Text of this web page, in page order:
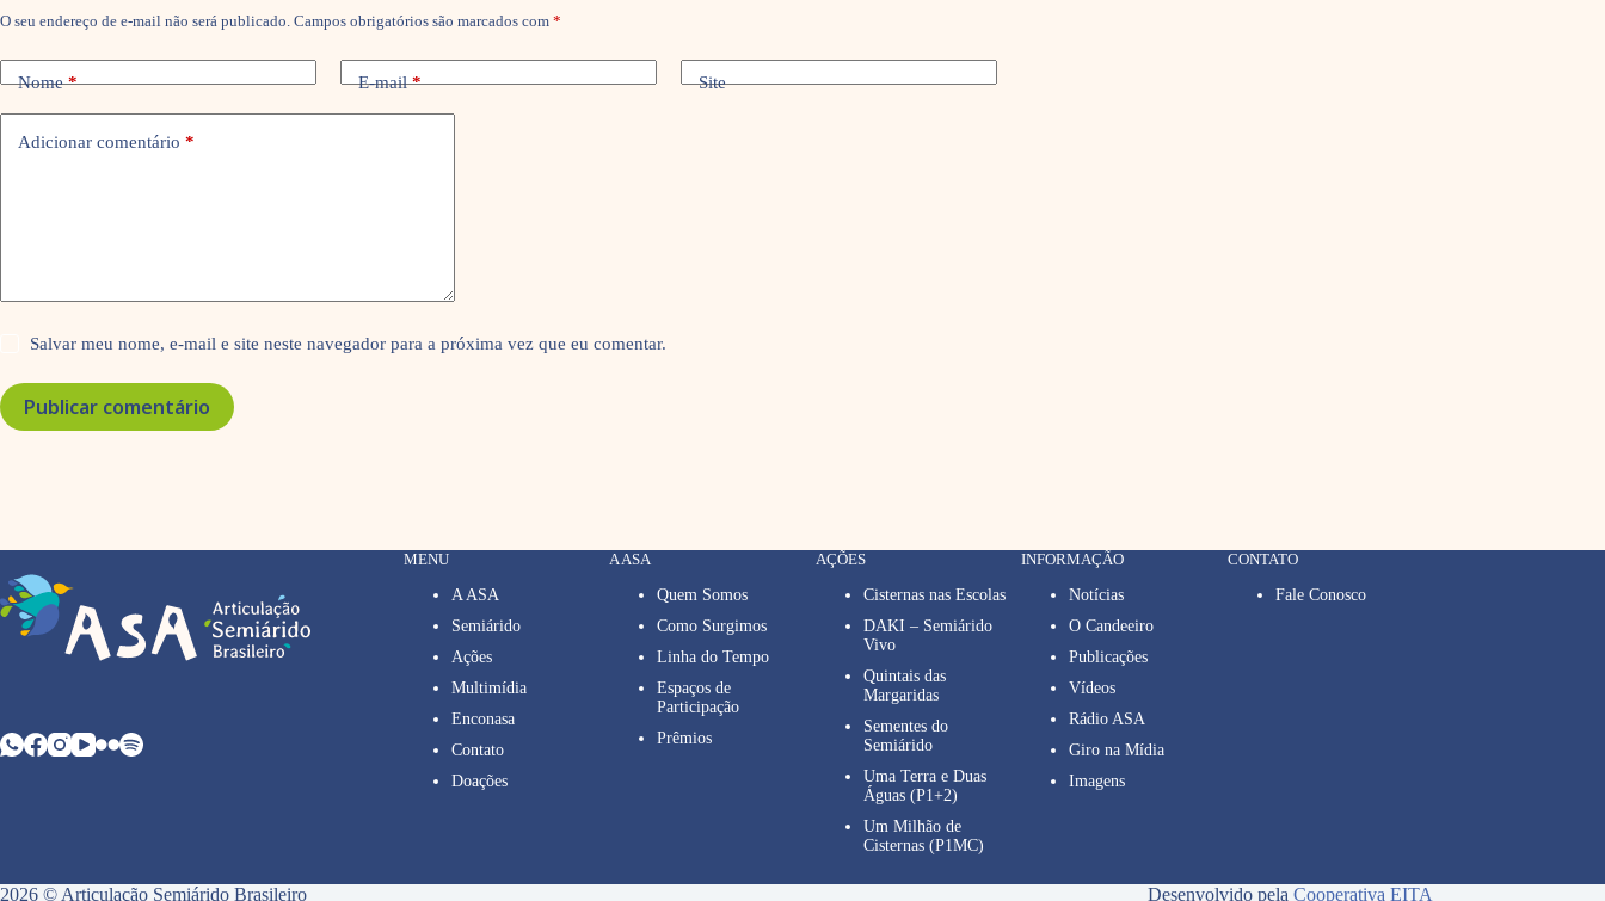
O seu endereço de e-mail não será publicado. Campos obrigatórios são marcados com *
Nome* E-mail* Site
Adicionar comentário *
Salvar meu nome, e-mail e site neste navegador para a próxima vez que eu comentar.
Publicar comentário
MENU
A ASA
Semiárido
Ações
Multimídia
Enconasa
Contato
Doações
A ASA
Quem Somos
Como Surgimos
Linha do Tempo
Espaços de
Participação
Prêmios
AÇÕES
Cisternas nas Escolas
DAKI – Semiárido
Vivo
Quintais das
Margaridas
Sementes do
Semiárido
Uma Terra e Duas
Águas (P1+2)
Um Milhão de
Cisternas (P1MC)
INFORMAÇÃO
Notícias
O Candeeiro
Publicações
Vídeos
Rádio ASA
Giro na Mídia
Imagens
CONTATO
Fale Conosco
2026 © Articulação Semiárido Brasileiro Desenvolvido pela Cooperativa EITA